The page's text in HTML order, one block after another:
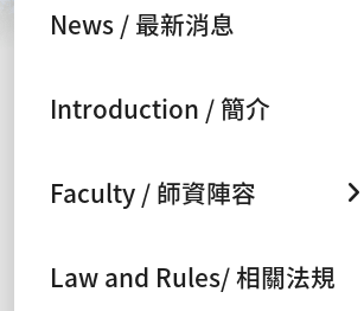
News / 最新消息
Introduction / 簡介
Faculty / 師資陣容
Law and Rules/ 相關法規